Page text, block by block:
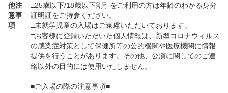
他注
意事
項
□25歳以下/18歳以下割引をご利用の方は年齢のわかる身分
証明証をご持参ください。
□未就学児童の入場はご遠慮いただいております。
□お客様に登録いただいた個人情報は、新型コロナウィルス
の感染症対策として保健所等の公的機関や医療機関に情報
提供を行うことがあります。その他、公演に関してのご連
絡以外の目的には使用いたしません。
■ご入場の際の注意事項■